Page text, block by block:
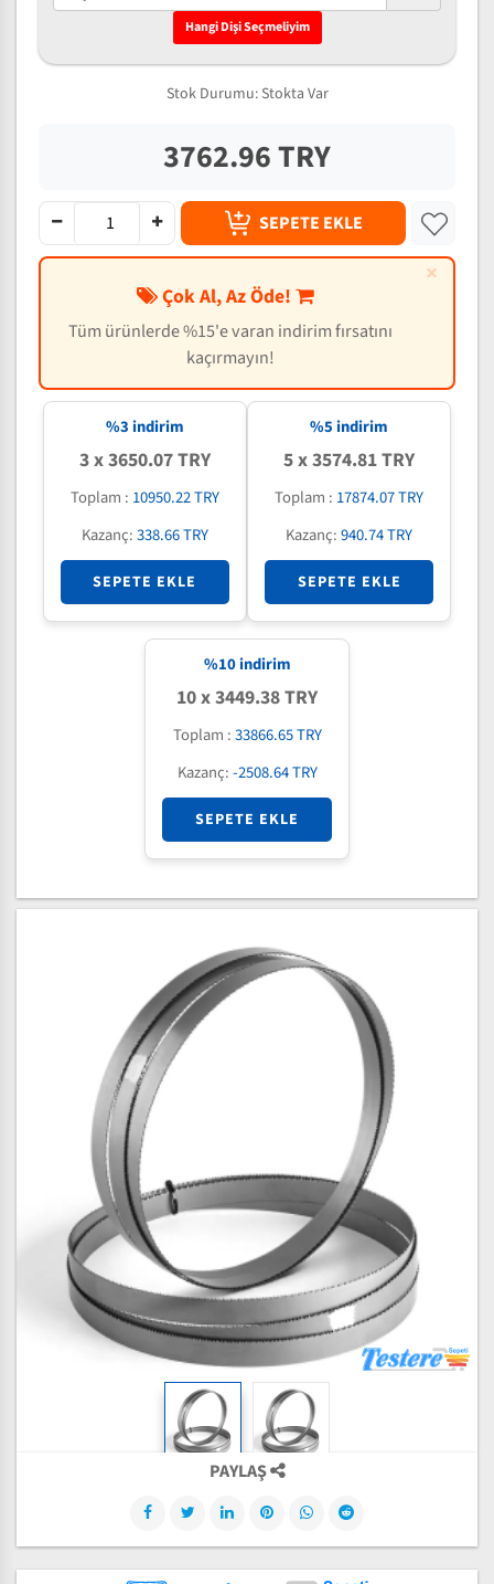
Hangi Dişi Seçmeliyim
Stok Durumu: Stokta Var
3762.96 TRY
SEPETE EKLE
×
Çok Al, Az Öde!
Tüm ürünlerde %15'e varan indirim fırsatını
kaçırmayın!
%3 indirim
3 x 3650.07 TRY
Toplam : 10950.22 TRY
Kazanç:338.66 TRY
SEPETE EKLE
%5 indirim
5 x 3574.81 TRY
Toplam : 17874.07 TRY
Kazanç:940.74 TRY
SEPETE EKLE
%10indirim
10 x 3449.38 TRY
Toplam :33866.65 TRY
Kazanç:-2508.64 TRY
SEPETE EKLE
PAYLAŞ